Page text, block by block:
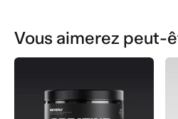
Vous aimerez peut-